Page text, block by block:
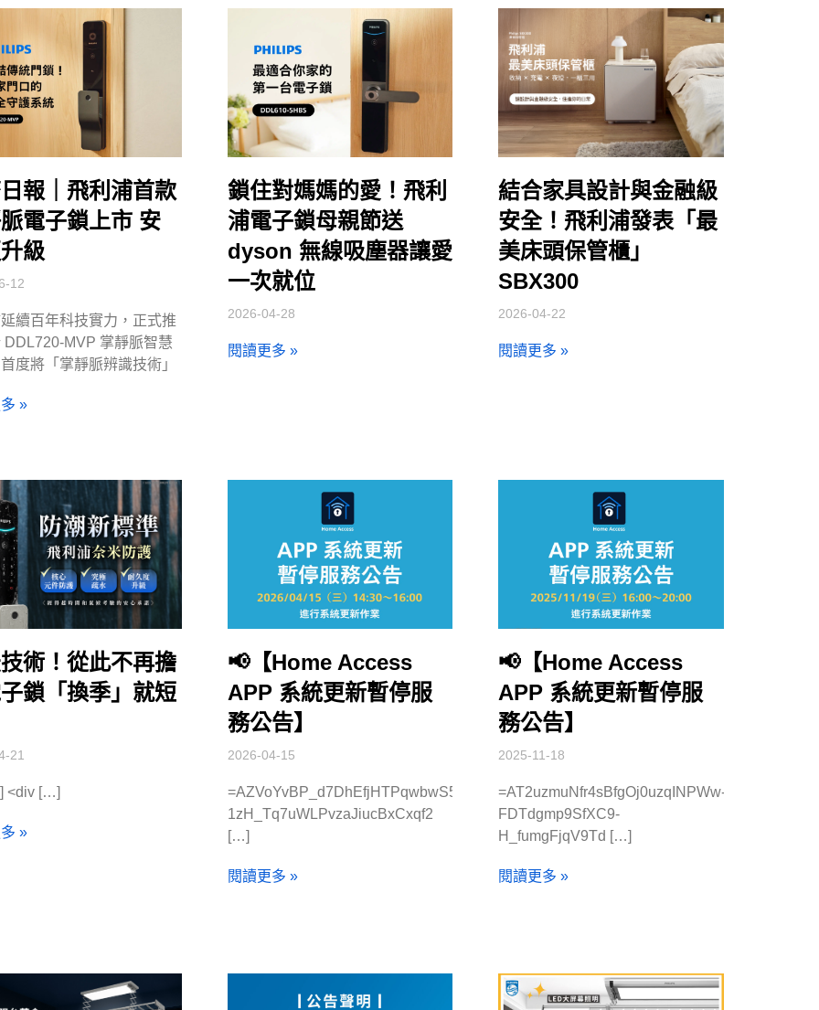
報｜飛利浦首款
電子鎖上市 安
級
12
續百年科技實力，正式推
DDL720-MVP 掌靜脈智慧
度將「掌靜脈辨識技術」
»
鎖住對媽媽的愛！飛利
浦電子鎖母親節送
dyson 無線吸塵器讓愛
一次就位
2026-04-28
閱讀更多 »
結合家具設計與金融級
安全！飛利浦發表「最
美床頭保管櫃」
SBX300
2026-04-22
閱讀更多 »
術！從此不再擔
鎖「換季」就短
21
<div […]
»
📢【Home Access
APP 系統更新暫停服
務公告】
2026-04-15
=AZVoYvBP_d7DhEfjHTPqwbwS5Y1p-
1zH_Tq7uWLPvzaJiucBxCxqf2
[…]
閱讀更多 »
📢【Home Access
APP 系統更新暫停服
務公告】
2025-11-18
=AT2uzmuNfr4sBfgOj0uzqINPWw-
FDTdgmp9SfXC9-
H_fumgFjqV9Td […]
閱讀更多 »